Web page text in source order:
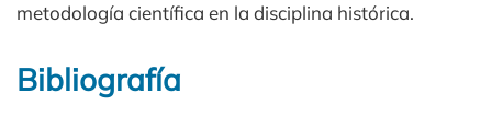
metodología científica en la disciplina histórica.
Bibliografía